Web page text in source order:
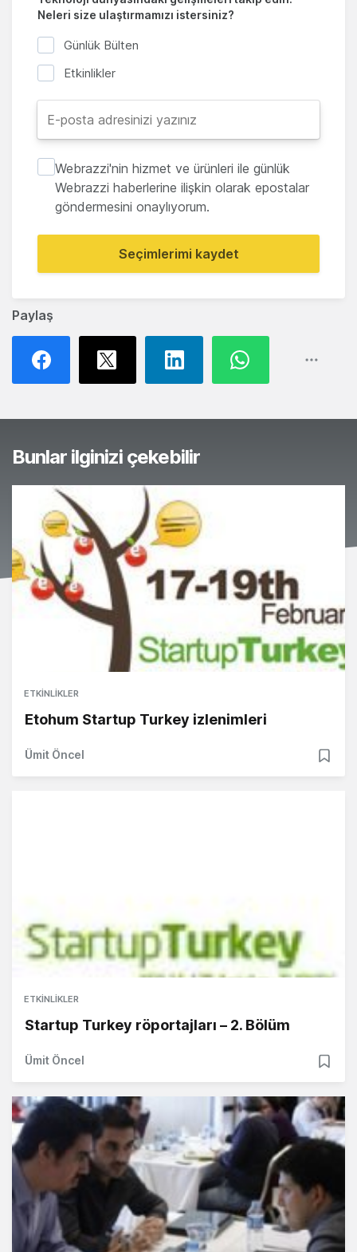
Paylaş
Neleri size ulaştırmamızı istersiniz?
Günlük Bülten
Etkinlikler
Webrazzi'nin hizmet ve ürünleri ile günlük
Webrazzi haberlerine ilişkin olarak epostalar
göndermesini onaylıyorum.
Seçimlerimi kaydet
Bunlar ilginizi çekebilir
ETKINLIKLER
Etohum Startup Turkey izlenimleri
Ümit Öncel
ETKINLIKLER
Startup Turkey röportajları – 2. Bölüm
Ümit Öncel